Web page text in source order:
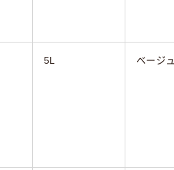
5L ベージュ